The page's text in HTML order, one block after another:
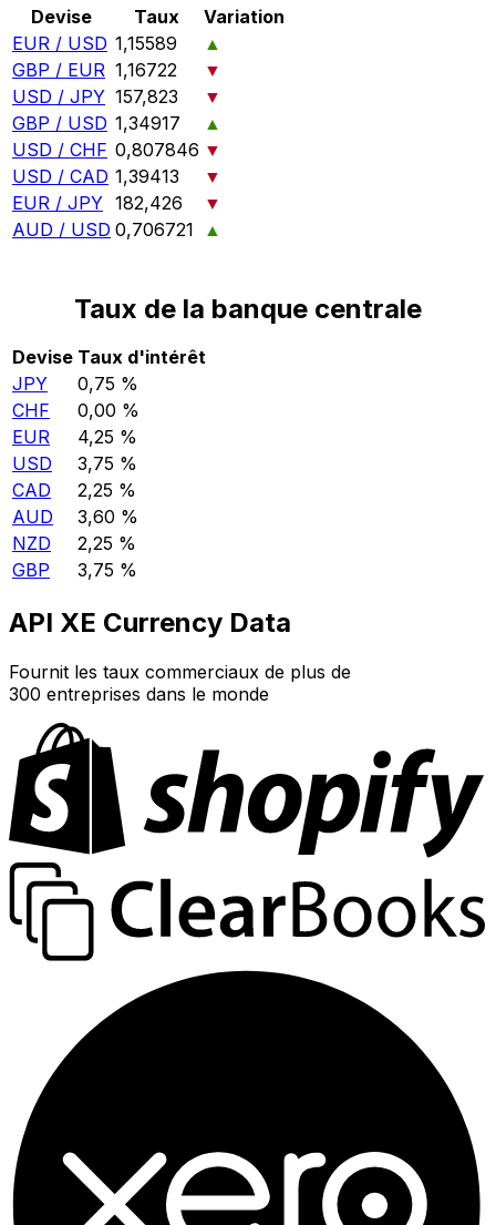
Devise Taux
Variation
EUR / USD 1,15589
▲
GBP / EUR 1,16722
▼
USD / JPY 157,823
▼
GBP / USD 1,34917
▲
USD / CHF 0,807846 ▼
USD / CAD 1,39413
▼
EUR / JPY 182,426
▼
AUD / USD 0,706721 ▲
Taux de la banque centrale
Devise Taux d'intérêt
JPY
0,75 %
CHF
0,00 %
EUR
4,25 %
USD
3,75 %
CAD
2,25 %
AUD
3,60 %
NZD
2,25 %
GBP
3,75 %
API XE Currency Data
Fournit les taux commerciaux de plus de
300 entreprises dans le monde